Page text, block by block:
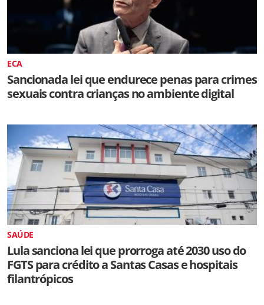
ECA
Sancionada lei que endurece penas para crimes
sexuais contra crianças no ambiente digital
SAÚDE
Lula sanciona lei que prorroga até 2030 uso do
FGTS para crédito a Santas Casas e hospitais
filantrópicos